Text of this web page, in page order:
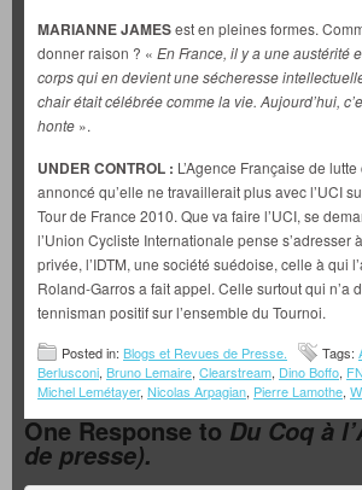
MARIANNE JAMESest en pleines formes.
donner raison ? « En France, il y a une austérité
corps qui en devient une sécheresse
chair était célébrée comme la vie. Aujourd’hui,
honte ».
UNDER CONTROL : L’Agence Française de
annoncé qu’elle ne travaillerait plus avec l’UCI
Tour de France 2010. Que va faire l’UCI, se
l’Union Cycliste Internationale pense s’adresser
privée, l’IDTM, une société suédoise, celle à qui
Roland-Garros a fait appel. Celle surtout qui n’a
tennisman positif sur l’ensemble du Tournoi.
Posted in: Blogs et Revues de Presse. Tags:
Berlusconi, Bruno Lemaire, Clearstream, Dino Boffo,
Michel Lemétayer, Nicolas Arpagian, Pierre Lamothe,
One Response toDu Coq à
de presse).